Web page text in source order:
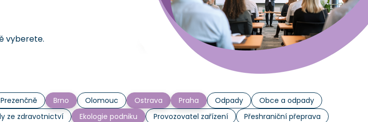
vyberete.
Prezenčně Brno Olomouc Ostrava Praha Odpady
Obce a odpady
ze zdravotnictví Ekologie podniku Provozovatel zařízení
Přeshraniční přeprava